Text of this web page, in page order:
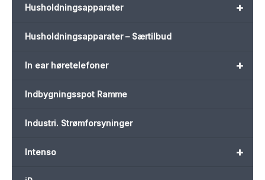
+
Husholdningsapparater
Husholdningsapparater – Særtilbud
+
In ear høretelefoner
Indbygningsspot Ramme
Industri. Strømforsyninger
+
Intenso